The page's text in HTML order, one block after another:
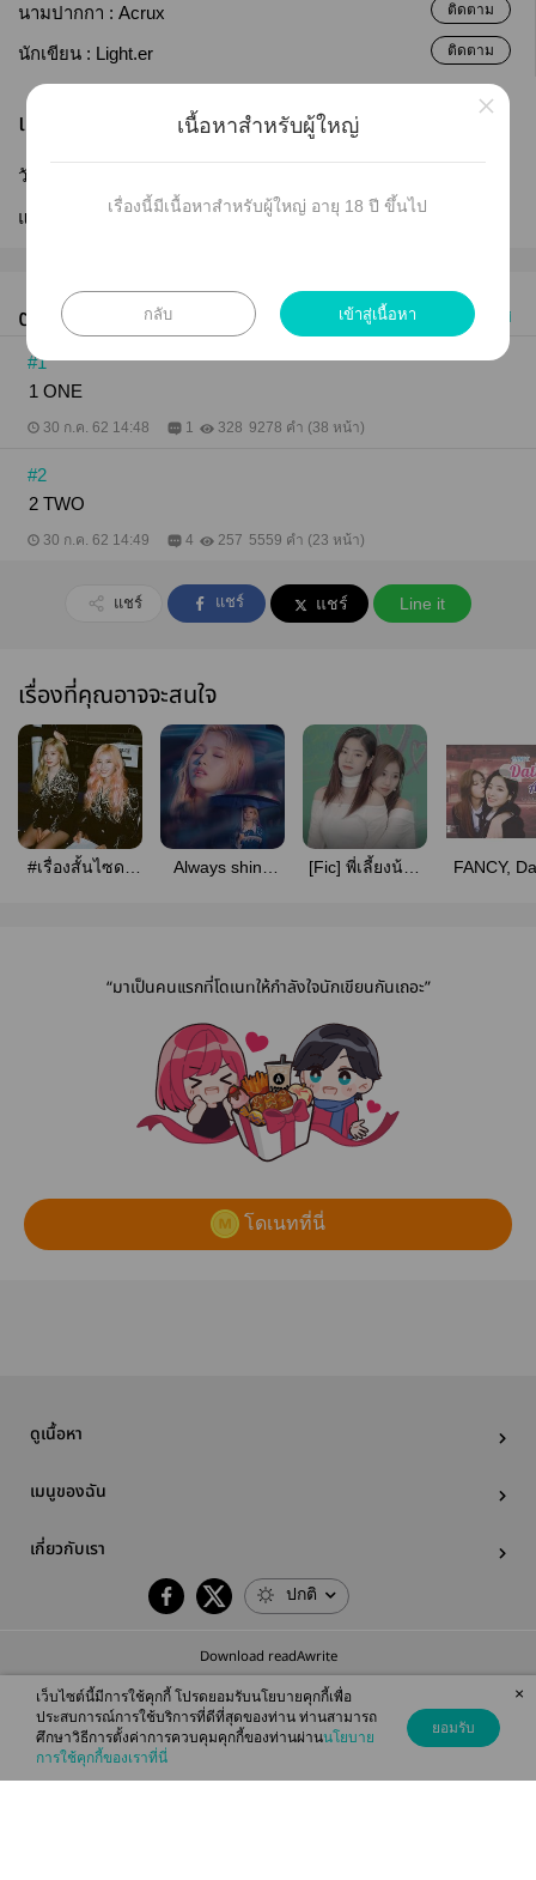
นามปากกา : Acrux ติดตาม
นักเขียน : Light.er ติดตาม
เผยแพร่
วันที่เผยแพร่ :
แก้ไขล่าสุด :30 ก.ค. 2562
ตอนทั้งหมด (2) เก่าไปใหม่
#1
1 ONE
30 ก.ค. 62 14:48 1 328 9278 คำ (38 หน้า)
#2
2 TWO
30 ก.ค. 62 14:49 4 257 5559 คำ (23 หน้า)
แชร์ แชร์ แชร์ Line it
เรื่องที่คุณอาจจะสนใจ
#เรื่องสั้นไซดา
Always shine
[Fic] พี่เลี้ยงน้อง
FANCY,
“มาเป็นคนแรกที่โดเนทให้กำลังใจนักเขียนกันเถอะ”
โดเนทที่นี่
ดูเนื้อหา
เมนูของฉัน
เกี่ยวกับเรา
ปกติ
Download readAwrite
© 2026 readAwrite.com by MEB Corporation Public Company Limited
This site is protected by reCAPTCHA and the Google
เว็บไซต์นี้มีการใช้คุกกี้ โปรดยอมรับนโยบายคุกกี้เพื่อ
ประสบการณ์การใช้บริการที่ดีที่สุดของท่าน ท่านสามารถ
ศึกษาวิธีการตั้งค่าการควบคุมคุกกี้ของท่านผ่านนโยบาย
การใช้คุกกี้ของเราที่นี่
ยอมรับ
×
เนื้อหาสำหรับผู้ใหญ่
เรื่องนี้มีเนื้อหาสำหรับผู้ใหญ่ อายุ 18 ปี ขึ้นไป
กลับ เข้าสู่เนื้อหา
×